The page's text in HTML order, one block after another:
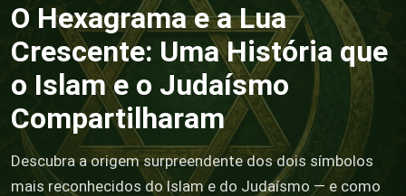
O Hexagrama e a Lua
Crescente: Uma História que
o Islam e o Judaísmo
Compartilharam
Descubra a origem surpreendente dos dois símbolos
mais reconhecidos do Islam e do Judaísmo — e como